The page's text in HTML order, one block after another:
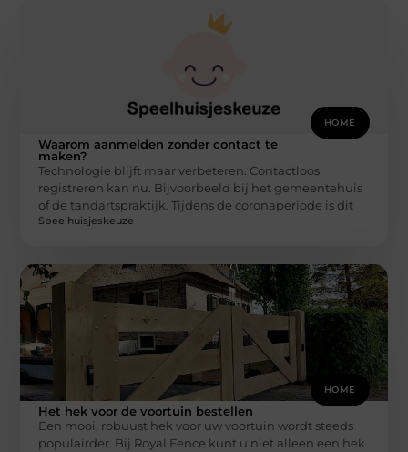
HOME
Waarom aanmelden zonder contact te
maken?
Technologie blijft maar verbeteren. Contactloos
registreren kan nu. Bijvoorbeeld bij het gemeentehuis
of de tandartspraktijk. Tijdens de coronaperiode is dit
Speelhuisjeskeuze
HOME
Het hek voor de voortuin bestellen
Een mooi, robuust hek voor uw voortuin wordt steeds
populairder. Bij Royal Fence kunt u niet alleen een hek